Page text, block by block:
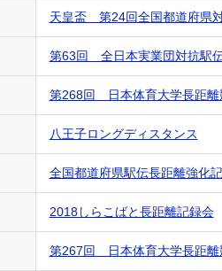
天皇盃 第24回全国都道府県
第63回 全日本実業団対抗駅
第268回 日本体育大学長距離
八王子ロングディスタンス
全国都道府県駅伝長距離強化
2018しらこばと長距離記録会
第267回 日本体育大学長距離